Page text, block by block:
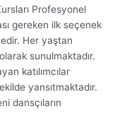
Profesyonel
gereken ilk seçenek
Her yaştan
sunulmaktadır.
katılımcılar
yansıtmaktadır.
dansçıların